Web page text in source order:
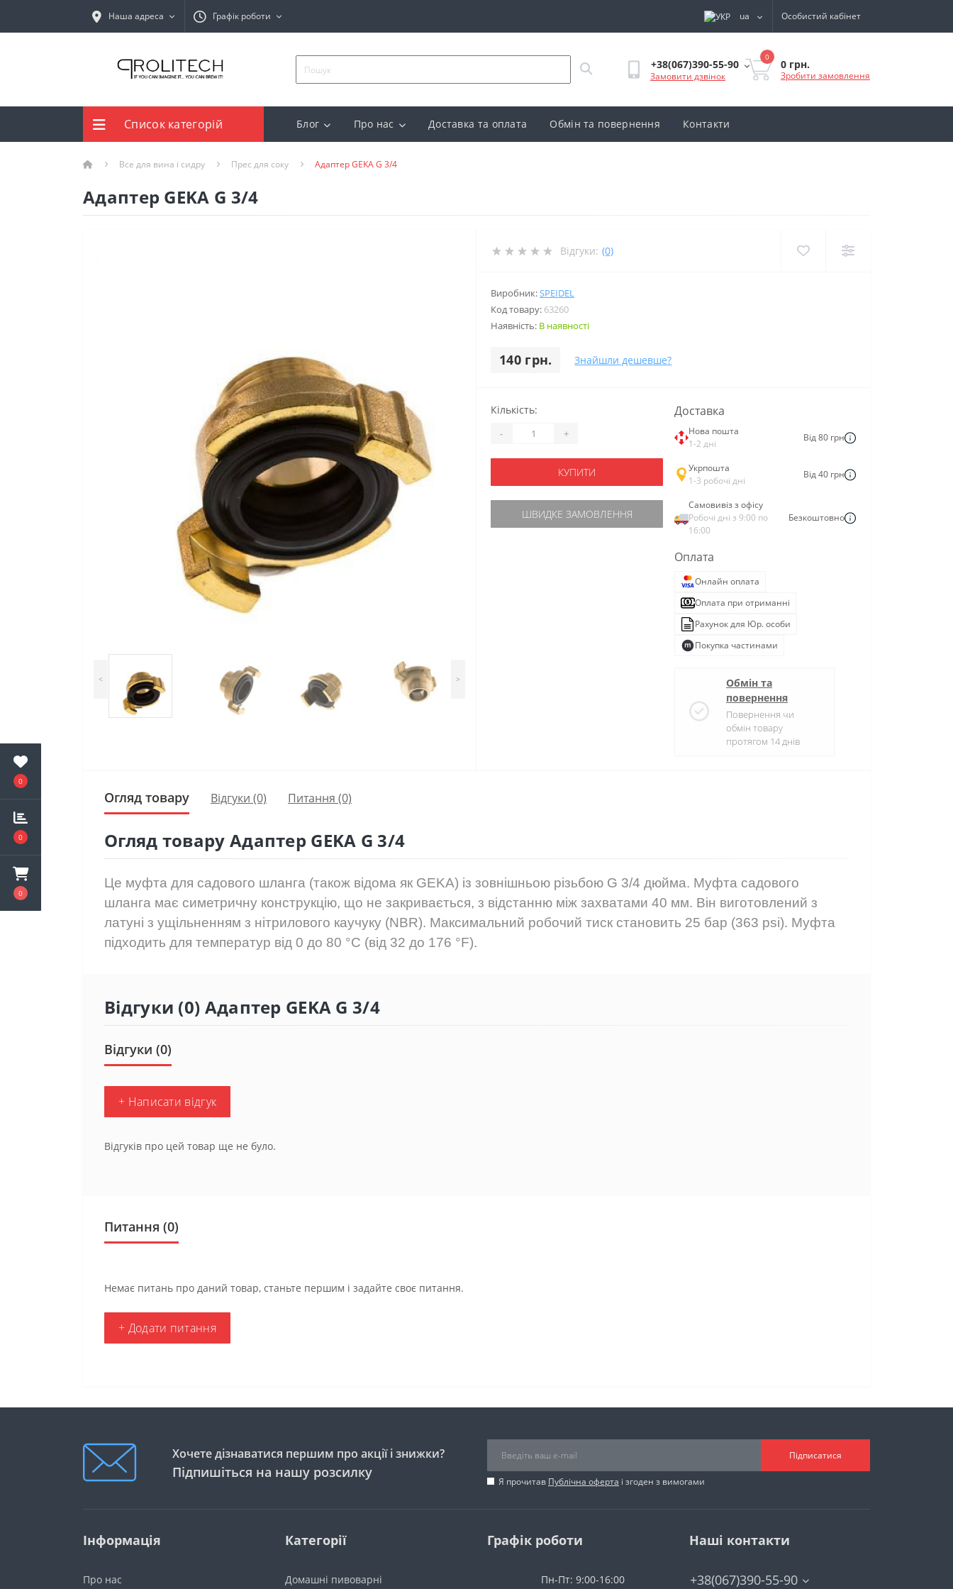
0
0
0
Наша адреса Графік роботи ua Особистий кабінет
+38(067)390-55-90
Замовити дзвінок
0
0 грн.
Зробити замовлення
Список категорій Блог Про нас Доставка та оплата Обмін та повернення Контакти
Все для вина і сидру Прес для соку Адаптер GEKA G 3/4
Адаптер GEKA G 3/4
< >
Відгуки: (0)
Виробник:SPEIDEL
Код товару: 63260
Наявність: В наявності
140 грн. Знайшли дешевше?
Кількість:
- +
КУПИТИ
ШВИДКЕ ЗАМОВЛЕННЯ
Доставка
Нова пошта
1-2 дні
Від 80 грн
Укрпошта
1-3 робочі дні
Від 40 грн
Самовивіз з офісу
Робочі дні з 9:00 по
16:00
Безкоштовно
Оплата
Онлайн оплата
Оплата при отриманні
Рахунок для Юр. особи
Покупка частинами
Обмін та
повернення
Повернення чи
обмін товару
протягом 14 днів
Огляд товару Відгуки (0) Питання (0)
Огляд товару Адаптер GEKA G 3/4
Це муфта для садового шланга (також відома як GEKA) із зовнішньою різьбою G 3/4 дюйма. Муфта садового
шланга має симетричну конструкцію, що не закривається, з відстанню між захватами 40 мм. Він виготовлений з
латуні з ущільненням з нітрилового каучуку (NBR). Максимальний робочий тиск становить 25 бар (363 psi). Муфта
підходить для температур від 0 до 80 °C (від 32 до 176 °F).
Відгуки (0) Адаптер GEKA G 3/4
Відгуки (0)
+ Написати відгук
Відгуків про цей товар ще не було.
Питання (0)
Немає питань про даний товар, станьте першим і задайте своє питання.
+ Додати питання
Хочете дізнаватися першим про акції і знижки?
Підпишіться на нашу розсилку
Підписатися
Я прочитав Публічна оферта і згоден з вимогами
Інформація
Про нас
Категорії
Домашні пивоварні
Графік роботи
Пн-Пт: 9:00-16:00
Наші контакти
+38(067)390-55-90